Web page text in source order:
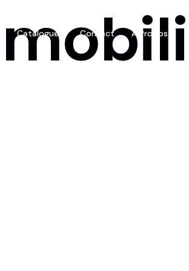
Catalogues Contact A Propos